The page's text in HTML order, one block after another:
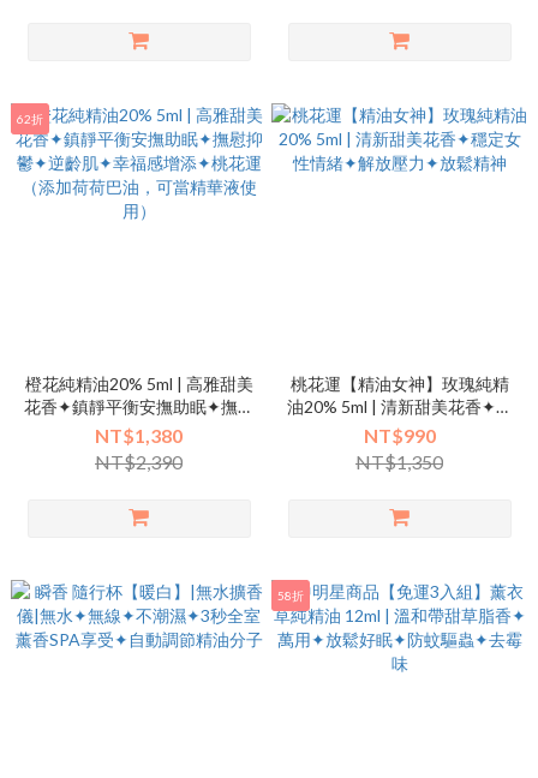
62折
橙花純精油20% 5ml | 高雅甜美
花香✦鎮靜平衡安撫助眠✦撫慰
抑鬱✦逆齡肌✦幸福感增添✦桃
花運（添加荷荷巴油，可當精
華液使用）
NT$1,380
NT$2,390
桃花運【精油女神】玫瑰純精
油20% 5ml | 清新甜美花香✦穩
定女性情緒✦解放壓力✦放鬆精
神
NT$990
NT$1,350
58折